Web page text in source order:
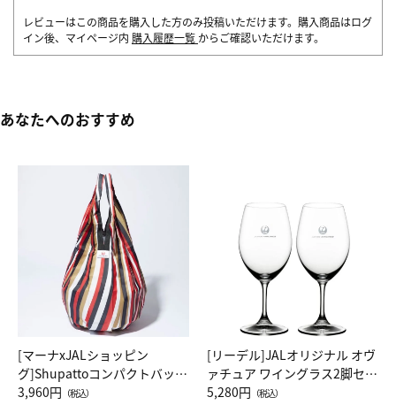
レビューはこの商品を購入した方のみ投稿いただけます。購入商品はログ
イン後、マイページ内 購入履歴一覧 からご確認いただけます。
あなたへのおすすめ
[マーナxJALショッピン
グ]Shupattoコンパクトバッグ
Drop JAL客室乗務員（LC）ス
3,960円 （税込）
[リーデル]JALオリジナル オヴ
ァチュア ワイングラス2脚セッ
ト（レッドワイン）
5,280円 （税込）